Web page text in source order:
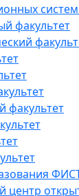
факультет
факультет